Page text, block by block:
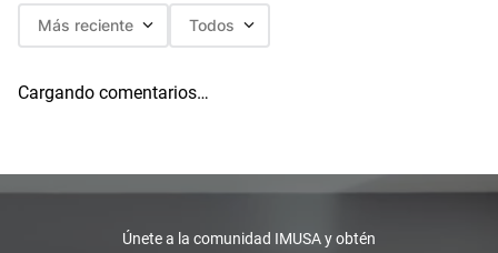
Más reciente Todos
Cargando comentarios…
Únete a la comunidad IMUSA y obtén